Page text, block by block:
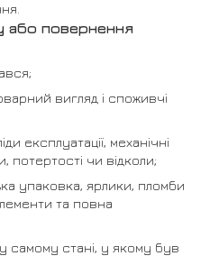
або повернення
вигляд і споживчі
експлуатації, механічні
чи відколи;
упаковка, ярлики, пломби
та повна
самому стані, у якому був